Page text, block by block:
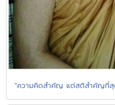
"ความคิดสำคัญ แต่สติสำคัญที่สุ